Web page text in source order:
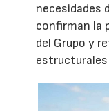
necesidades
confirman la
del Grupo y
estructurales